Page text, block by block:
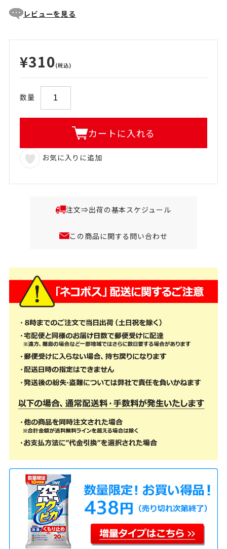
レビューを見る
¥310(税込)
数量
カートに入れる
お気に入りに追加
注文⇒出荷の基本スケジュール
この商品に関する問い合わせ